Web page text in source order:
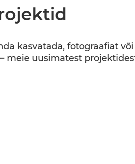
kasvatada, fotograafiat
meie uusimatest